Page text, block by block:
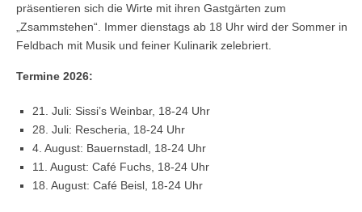
präsentieren sich die Wirte mit ihren Gastgärten zum
„Zsammstehen“. Immer dienstags ab 18 Uhr wird der Sommer in
Feldbach mit Musik und feiner Kulinarik zelebriert.
Termine 2026:
21. Juli: Sissi’s Weinbar, 18-24 Uhr
28. Juli: Rescheria, 18-24 Uhr
4. August: Bauernstadl, 18-24 Uhr
11. August: Café Fuchs, 18-24 Uhr
18. August: Café Beisl, 18-24 Uhr